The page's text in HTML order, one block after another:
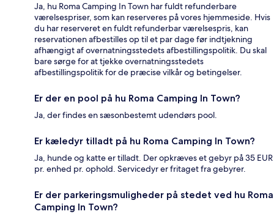
Ja, hu Roma Camping In Town har fuldt refunderbare
værelsespriser, som kan reserveres på vores hjemmeside. Hvis
du har reserveret en fuldt refunderbar værelsespris, kan
reservationen afbestilles op til et par dage før indtjekning
afhængigt af overnatningsstedets afbestillingspolitik. Du skal
bare sørge for at tjekke overnatningsstedets
afbestillingspolitik for de præcise vilkår og betingelser.
Er der en pool på hu Roma Camping In Town?
Ja, der findes en sæsonbestemt udendørs pool.
Er kæledyr tilladt på hu Roma Camping In Town?
Ja, hunde og katte er tilladt. Der opkræves et gebyr på 35 EUR
pr. enhed pr. ophold. Servicedyr er fritaget fra gebyrer.
Er der parkeringsmuligheder på stedet ved hu Roma
Camping In Town?